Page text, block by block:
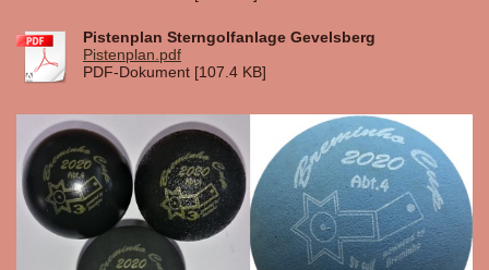
Pistenplan Sterngolfanlage Gevelsberg
Pistenplan.pdf
PDF-Dokument [107.4 KB]